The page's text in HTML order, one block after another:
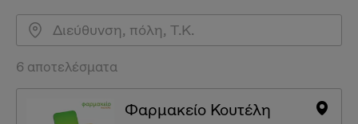
6 αποτελέσματα
Φαρμακείο Κουτέλη